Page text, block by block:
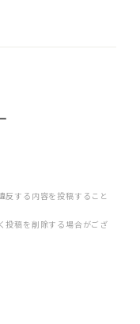
反する内容を投稿すること
投稿を削除する場合がござ